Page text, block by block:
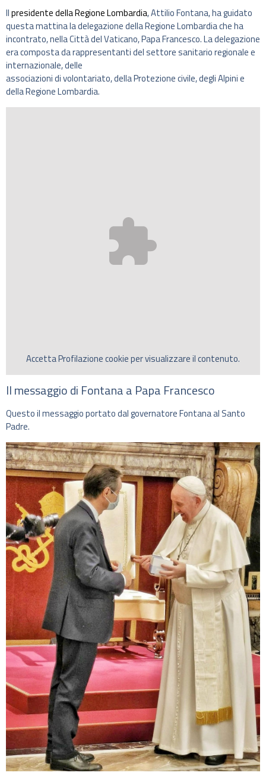
Ilpresidente della Regione Lombardia, Attilio Fontana, ha guidato
questa mattina la delegazione della Regione Lombardia che ha
incontrato, nella Città del Vaticano, Papa Francesco. La delegazione
era composta da rappresentanti del settore sanitario regionale e
internazionale, delle
associazioni di volontariato, della Protezione civile, degli Alpini e
della Regione Lombardia.
AccettaProfilazionecookie per visualizzare il contenuto.
Il messaggio di Fontana a Papa Francesco
Questo il messaggio portato dal governatore Fontana al Santo
Padre.